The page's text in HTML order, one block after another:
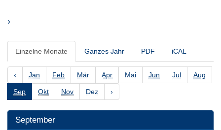
›
Einzelne Monate Ganzes Jahr PDF iCAL
‹ Jan Feb Mär Apr Mai Jun Jul Aug
Sep Okt Nov Dez ›
September